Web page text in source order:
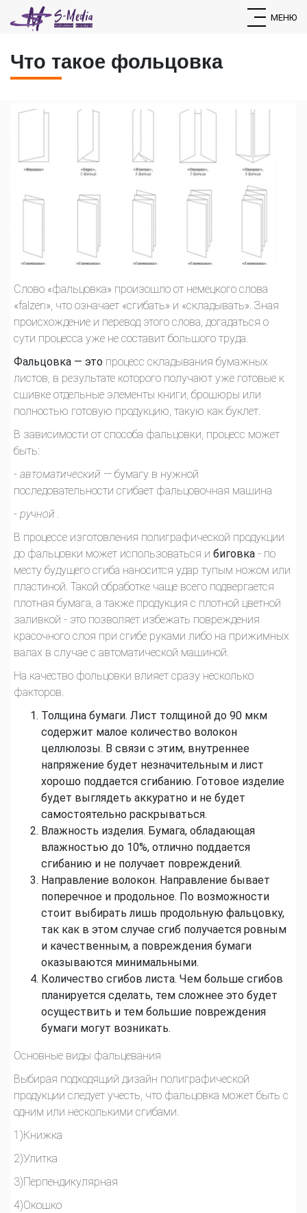
МЕНЮ
Что такое фольцовка
Слово «фальцовка» произошло от немецкого слова
«falzen», что означает «сгибать» и «складывать». Зная
происхождение и перевод этого слова, догадаться о
сути процесса уже не составит большого труда.
Фальцовка — это процесс складывания бумажных
листов, в результате которого получают уже готовые к
сшивке отдельные элементы книги, брошюры или
полностью готовую продукцию, такую как буклет.
В зависимости от способа фальцовки, процесс может
быть:
- автоматический — бумагу в нужной
последовательности сгибает фальцовочная машина
- ручной .
В процессе изготовления полиграфической продукции
до фальцовки может использоваться и биговка - по
месту будущего сгиба наносится удар тупым ножом или
пластиной. Такой обработке чаще всего подвергается
плотная бумага, а также продукция с плотной цветной
заливкой - это позволяет избежать повреждения
красочного слоя при сгибе руками либо на прижимных
валах в случае с автоматической машиной.
На качество фольцовки влияет сразу несколько
факторов.
Толщина бумаги. Лист толщиной до 90 мкм
содержит малое количество волокон
целлюлозы. В связи с этим, внутреннее
напряжение будет незначительным и лист
хорошо поддается сгибанию. Готовое изделие
будет выглядеть аккуратно и не будет
самостоятельно раскрываться.
Влажность изделия. Бумага, обладающая
влажностью до 10%, отлично поддается
сгибанию и не получает повреждений.
Направление волокон. Направление бывает
поперечное и продольное. По возможности
стоит выбирать лишь продольную фальцовку,
так как в этом случае сгиб получается ровным
и качественным, а повреждения бумаги
оказываются минимальными.
Количество сгибов листа. Чем больше сгибов
планируется сделать, тем сложнее это будет
осуществить и тем большие повреждения
бумаги могут возникать.
Основные виды фальцевания
Выбирая подходящий дизайн полиграфической
продукции следует учесть, что фальцовка может быть с
одним или несколькими сгибами.
1)Книжка
2)Улитка
3)Перпендикулярная
4)Окошко